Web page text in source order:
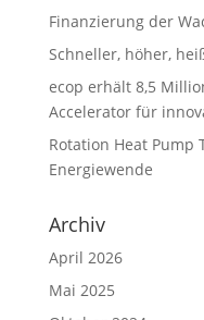
Finanzierung der
Schneller, höher,
ecop erhält 8,5
Accelerator für
Rotation Heat Pump
Energiewende
Archiv
April 2026
Mai 2025